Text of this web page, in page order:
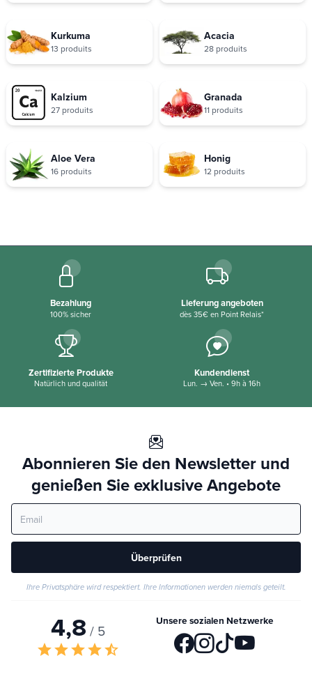
Kurkuma
13 produits
Acacia
28 produits
Kalzium
27 produits
Granada
11 produits
Aloe Vera
16 produits
Honig
12 produits
Bezahlung
100% sicher
Lieferung angeboten
dès 35€ en Point Relais*
Zertifizierte Produkte
Natürlich und qualität
Kundendienst
Lun. → Ven. • 9h à 16h
Abonnieren Sie den Newsletter und
genießen Sie exklusive Angebote
Überprüfen
Ihre Privatsphäre wird respektiert. Ihre Informationen werden niemals geteilt.
4,8 / 5
starstarstarstarstar_half
Unsere sozialen Netzwerke